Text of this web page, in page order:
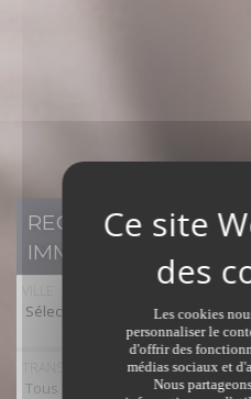
RECHERCHER UN
IMMOBILIER
Sélectionner toutes les villes
Tous types de transaction
Les cookies
personnaliser le
d'offrir des
médias sociaux et
Nous